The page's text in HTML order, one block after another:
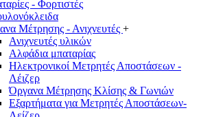
- Φορτιστές
Μέτρησης - Ανιχνευτές +
Ανιχνευτές υλικών
Αλφάδια μπαταρίας
Ηλεκτρονικοί Μετρητές Αποστάσεων -
Λέιζερ
Όργανα Μέτρησης Κλίσης & Γωνιών
Εξαρτήματα για Μετρητές Αποστάσεων-